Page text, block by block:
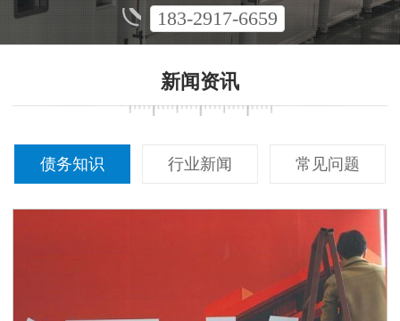
183-2917-6659
新闻资讯
债务知识 行业新闻 常见问题